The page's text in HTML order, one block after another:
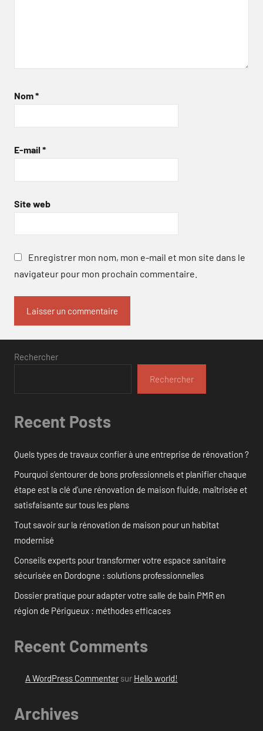
Nom*
E-mail *
Site web
Enregistrer mon nom, mon e-mail et mon site dans le
navigateur pour mon prochain commentaire.
Rechercher
Rechercher
Recent Posts
Quels types de travaux confier à une entreprise de rénovation ?
Pourquoi s’entourer de bons professionnels et planifier chaque
étape est la clé d’une rénovation de maison fluide, maîtrisée et
satisfaisante sur tous les plans
Tout savoir sur la rénovation de maison pour un habitat
modernisé
Conseils experts pour transformer votre espace sanitaire
sécurisée en Dordogne : solutions professionnelles
Dossier pratique pour adapter votre salle de bain PMR en
région de Périgueux : méthodes efficaces
Recent Comments
A WordPress Commentersur Hello world!
Archives